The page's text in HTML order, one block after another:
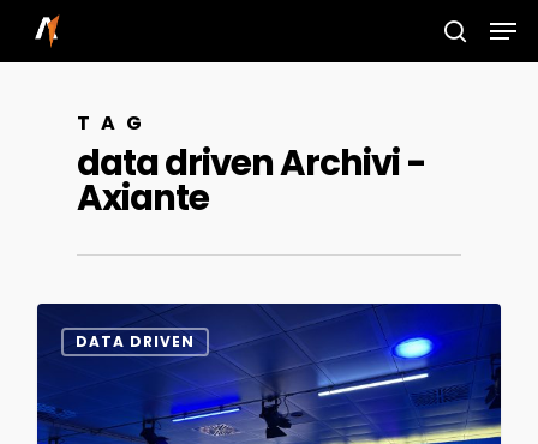
contentTAG
data driven Archivi -
Axiante
DATA DRIVEN